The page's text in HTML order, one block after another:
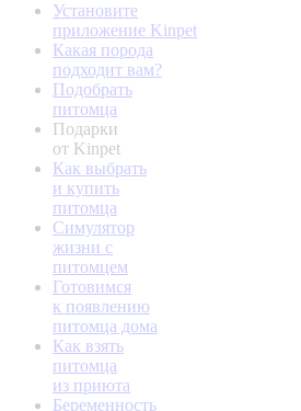
Установите
приложение Kinpet
Какая порода
подходит вам?
Подобрать
питомца
Подарки
от Kinpet
Как выбрать
и купить
питомца
Симулятор
жизни с
питомцем
Готовимся
к появлению
питомца дома
Как взять
питомца
из приюта
Беременность